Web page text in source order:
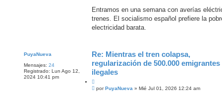
a
r
n
a
j
Entramos en una semana con averías
trenes. El socialismo español prefiere la
electricidad barata.
PuyaNueva
Mensajes: 24
Registrado: Lun Ago 12,
2024 10:41 pm
Re: Mientras el tren colapsa,
regularización de 500.000 emigrantes
ilegales
C
iMporPuyaNueva » Mié Jul 01, 2026 12:24 am